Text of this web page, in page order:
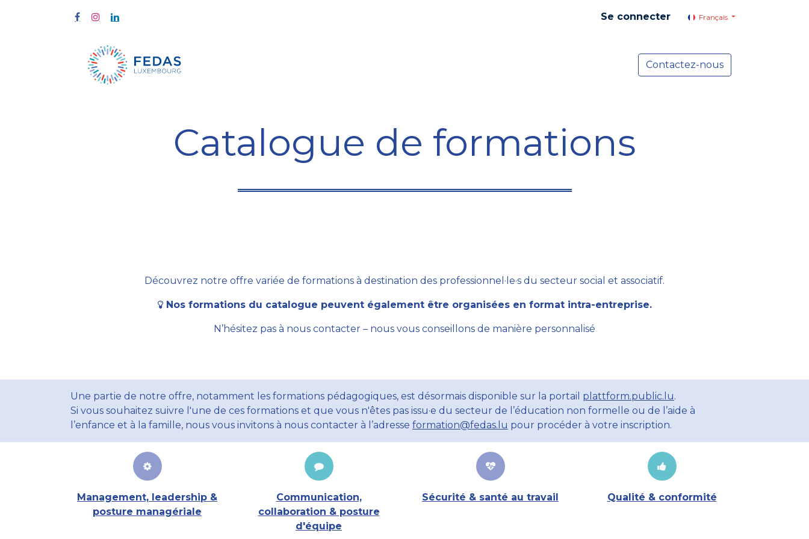
Se connecter Français
Actualités
Contactez-nous
Catalogue de formations
Découvrez notre offre variée de formations à destination des professionnel·le·s du secteur social et associatif.
Nos formations du catalogue peuvent également être organisées en format intra-entreprise.
N’hésitez pas à nous contacter – nous vous conseillons de manière personnalisé
Une partie de notre offre, notamment les formations pédagogiques, est désormais disponible sur la portail plattform.public.lu.
Si vous souhaitez suivre l'une de ces formations et que vous n'êtes pas issu·e du secteur de l’éducation non formelle ou de l’aide à
l’enfance et à la famille, nous vous invitons à nous contacter à l’adresse formation@fedas.lu pour procéder à votre inscription.
Management, leadership &
posture managériale
Communication,
collaboration & posture
d'équipe
Sécurité & santé au travail Qualité & conformité